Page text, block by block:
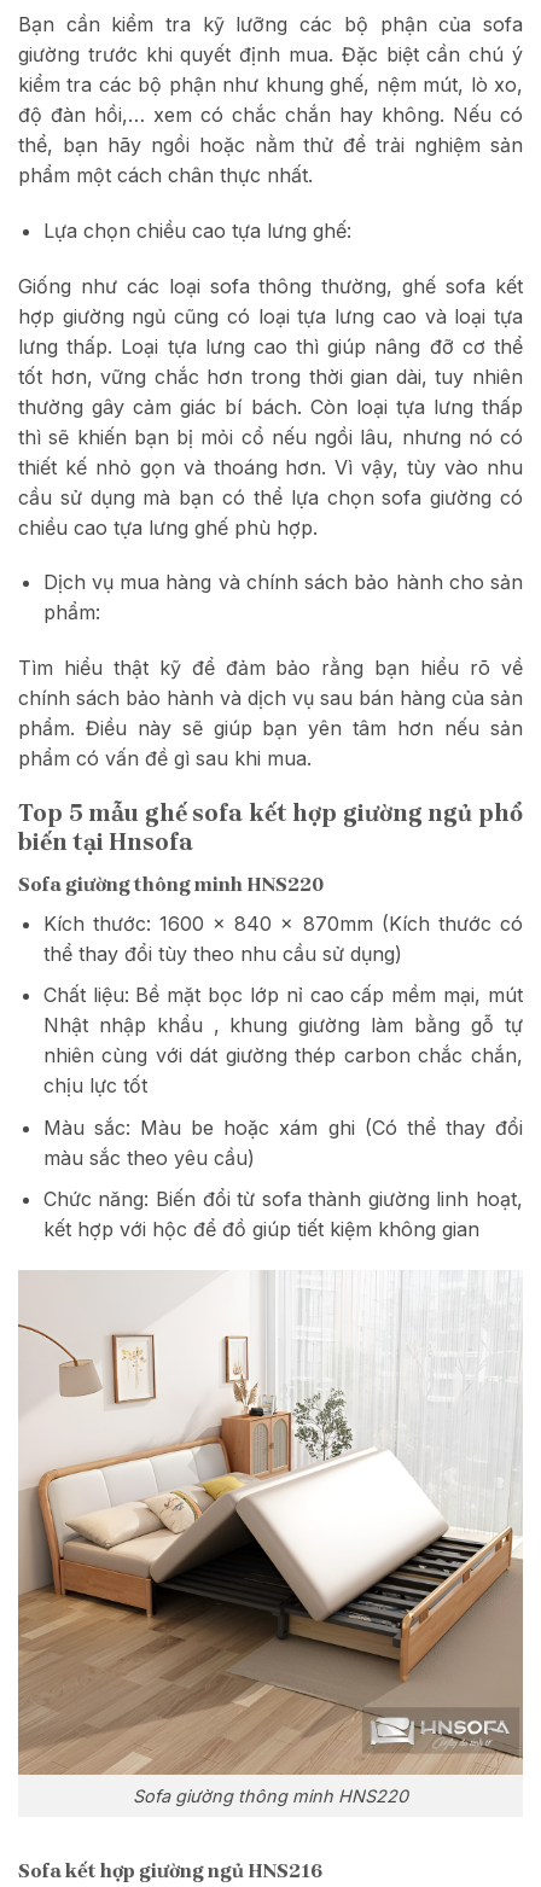
Bạn cần kiểm tra kỹ lưỡng các bộ phận của sofa
giường trước khi quyết định mua. Đặc biệt cần chú ý
kiểm tra các bộ phận như khung ghế, nệm mút, lò xo,
độ đàn hồi,… xem có chắc chắn hay không. Nếu có
thể, bạn hãy ngồi hoặc nằm thử để trải nghiệm sản
phẩm một cách chân thực nhất.
Lựa chọn chiều cao tựa lưng ghế:
Giống như các loại sofa thông thường, ghế sofa kết
hợp giường ngủ cũng có loại tựa lưng cao và loại tựa
lưng thấp. Loại tựa lưng cao thì giúp nâng đỡ cơ thể
tốt hơn, vững chắc hơn trong thời gian dài, tuy nhiên
thường gây cảm giác bí bách. Còn loại tựa lưng thấp
thì sẽ khiến bạn bị mỏi cổ nếu ngồi lâu, nhưng nó có
thiết kế nhỏ gọn và thoáng hơn. Vì vậy, tùy vào nhu
cầu sử dụng mà bạn có thể lựa chọn sofa giường có
chiều cao tựa lưng ghế phù hợp.
Dịch vụ mua hàng và chính sách bảo hành cho sản
phẩm:
Tìm hiểu thật kỹ để đảm bảo rằng bạn hiểu rõ về
chính sách bảo hành và dịch vụ sau bán hàng của sản
phẩm. Điều này sẽ giúp bạn yên tâm hơn nếu sản
phẩm có vấn đề gì sau khi mua.
Top 5 mẫu ghế sofa kết hợp giường ngủ phổ
biến tại Hnsofa
Sofa giường thông minh HNS220
Kích thước: 1600 x 840 x 870mm (Kích thước có
thể thay đổi tùy theo nhu cầu sử dụng)
Chất liệu: Bề mặt bọc lớp nỉ cao cấp mềm mại, mút
Nhật nhập khẩu , khung giường làm bằng gỗ tự
nhiên cùng với dát giường thép carbon chắc chắn,
chịu lực tốt
Màu sắc: Màu be hoặc xám ghi (Có thể thay đổi
màu sắc theo yêu cầu)
Chức năng: Biến đổi từ sofa thành giường linh hoạt,
kết hợp với hộc để đồ giúp tiết kiệm không gian
Sofa giường thông minh HNS220
Sofa kết hợp giường ngủ HNS216